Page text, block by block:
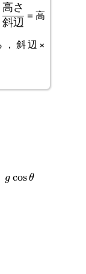
\cfrac{高
さ}{斜
辺}
斜辺
高さ
＝高
，斜辺×
g cosθ